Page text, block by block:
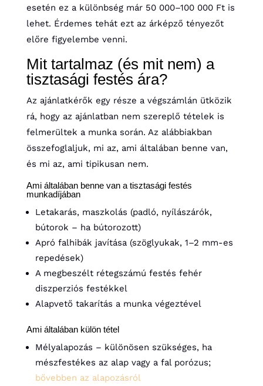
esetén ez a különbség már 50 000–100 000 Ft is
lehet. Érdemes tehát ezt az árképző tényezőt
előre figyelembe venni.
Mit tartalmaz (és mit nem) a
tisztasági festés ára?
Az ajánlatkérők egy része a végszámlán ütközik
rá, hogy az ajánlatban nem szereplő tételek is
felmerültek a munka során. Az alábbiakban
összefoglaljuk, mi az, ami általában benne van,
és mi az, ami tipikusan nem.
Ami általában benne van a tisztasági festés
munkadíjában
Letakarás, maszkolás (padló, nyílászárók,
bútorok – ha bútorozott)
Apró falhibák javítása (szöglyukak, 1–2 mm-es
repedések)
A megbeszélt rétegszámú festés fehér
diszperziós festékkel
Alapvető takarítás a munka végeztével
Ami általában külön tétel
Mélyalapozás – különösen szükséges, ha
mészfestékes az alap vagy a fal porózus;
bővebben az alapozásról